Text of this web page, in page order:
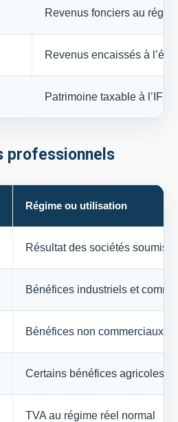
Revenus fonciers au
Revenus encaissés à
Patrimoine taxable à l’IFI
professionnels
Régime ou utilisation
Résultat des sociétés
Bénéfices industriels et
Bénéfices non commerciaux
Certains bénéfices agricoles
TVA au régime réel normal